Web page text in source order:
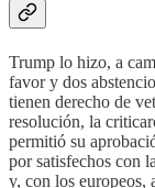
Trump lo hizo, a
favor y dos
tienen derecho de
resolución, la
permitió su
por satisfechos con
y, con los europeos,